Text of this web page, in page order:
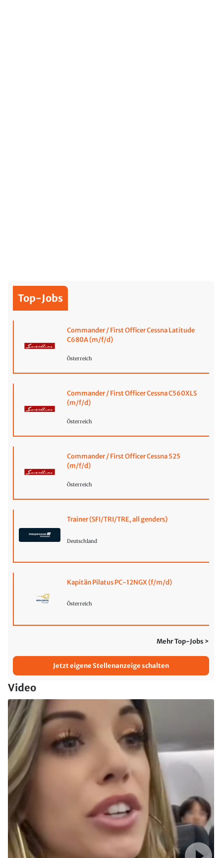
Top-Jobs
Commander / First Officer Cessna Latitude
C680A (m/f/d)
Österreich
Commander / First Officer Cessna C560XLS
(m/f/d)
Österreich
Commander / First Officer Cessna 525
(m/f/d)
Österreich
Trainer (SFI/TRI/TRE, all genders)
Deutschland
Kapitän Pilatus PC-12NGX (f/m/d)
Österreich
Mehr Top-Jobs >
Jetzt eigene Stellenanzeige schalten
Video